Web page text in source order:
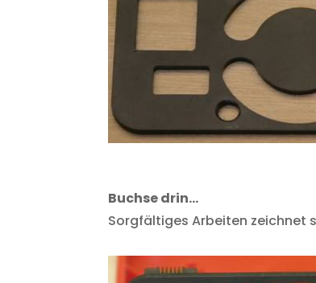
Buchse drin…
Sorgfältiges Arbeiten zeichnet